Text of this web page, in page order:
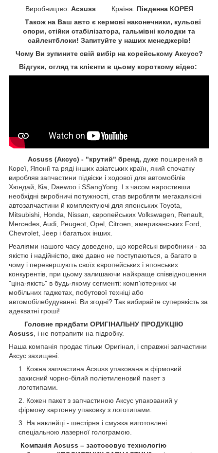
Виробництво: Acsuss Країна: Південна КОРЕЯ
Також на Ваш авто є кермові наконечники, кульові
опори, стійки стабілізатора, гальмівні колодки та
сайлентблоки! Запитуйте у наших менеджерів!
Чому Ви зупините свій вибір на корейському Аксусс?
Відгуки, огляд та клієнти в цьому короткому відео:
Acsuss (Аксус) - "крутий" бренд, дуже поширений в
Кореї, Японії та ряді інших азіатських країн, який спочатку
виробляв запчастини підвіски і ходової для автомобілів
Хюндай, Кіа, Daewoo і SSangYong. І з часом наростивши
необхідні виробничі потужності, став виробляти мегакаякісні
автозапчастини й комплектуючі для японських Toyota,
Mitsubishi, Honda, Nissan, європейських Volkswagen, Renault,
Mercedes, Audi, Peugeot, Opel, Citroen, американських Ford,
Chevrolet, Jeep і багатьох інших.
Реаліями нашого часу доведено, що корейські виробники - за
якістю і надійністю, вже давно не поступаються, а багато в
чому і перевершують своїх європейських і японських
конкурентів, при цьому залишаючи найкраще співвідношення
"ціна-якість" в будь-якому сегменті: комп'ютерних чи
мобільних гаджетах, побутової техніці або
автомобілебудуванні. Ви згодні? Так вибирайте суперякість за
адекватні гроші!
Головне придбати ОРИГІНАЛЬНУ ПРОДУКЦІЮ
Acsuss , і не потрапити на підробку.
Наша компанія продає тільки Оригінал, і справжні запчастини
Аксус захищені:
Кожна запчастина Acsuss упакована в фірмовий
захисний чорно-білий поліетиленовий пакет з
логотипами.
Кожен пакет з запчастиною Аксус упакований у
фірмову картонну упаковку з логотипами.
На наклейці - шестірня і смужка виготовлені
спеціальною лазерної голограмою.
Компанія Acsuss – застосовує технологію